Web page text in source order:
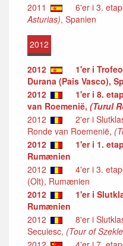
2011 6'er i 3.
Asturias), Spanien
2012
2012 1'er i
Durana (Pais Vasco),
2012
1'er i 8.
van Roemenië, (Turul
2012
2'er i
Ronde van Roemenië,
2012
1'er i 1.
Rumænien
2012
4'er i 3.
(Olt), Rumænien
2012
1'er i
Rumænien
2012
8'er i
Secuiesc, (Tour of